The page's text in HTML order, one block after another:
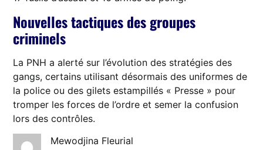
Nouvelles tactiques des groupes
criminels
La PNH a alerté sur l’évolution des stratégies des
gangs, certains utilisant désormais des uniformes de
la police ou des gilets estampillés « Presse » pour
tromper les forces de l’ordre et semer la confusion
lors des contrôles.
Mewodjina Fleurial